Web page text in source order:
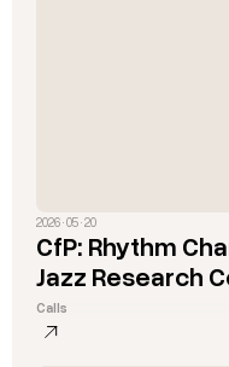
2026 · 05 · 20
CfP: Rhythm
Jazz Research
Calls